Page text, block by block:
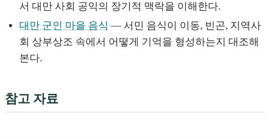
서 대만 사회 공익의 장기적 맥락을 이해한다.
대만 군인 마을 음식 — 서민 음식이 이동, 빈곤, 지역사
회 상부상조 속에서 어떻게 기억을 형성하는지 대조해
본다.
참고 자료